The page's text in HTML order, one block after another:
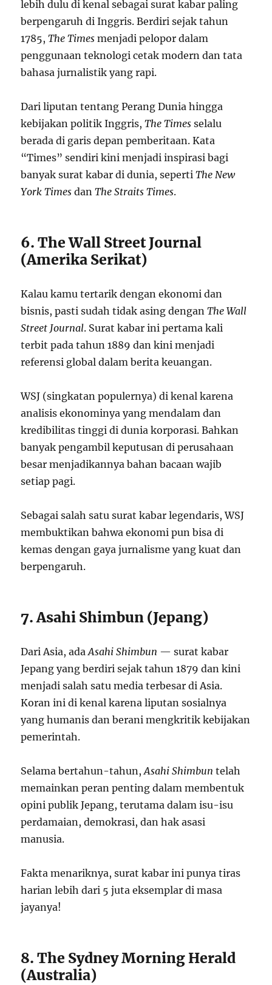
lebih dulu di kenal sebagai surat kabar paling
berpengaruh di Inggris. Berdiri sejak tahun
1785,The Times menjadi pelopor dalam
penggunaan teknologi cetak modern dan tata
bahasa jurnalistik yang rapi.
Dari liputan tentang Perang Dunia hingga
kebijakan politik Inggris,The Times selalu
berada di garis depan pemberitaan. Kata
“Times” sendiri kini menjadi inspirasi bagi
banyak surat kabar di dunia, sepertiThe New
York Times danThe Straits Times.
6. The Wall Street Journal
(Amerika Serikat)
Kalau kamu tertarik dengan ekonomi dan
bisnis, pasti sudah tidak asing denganThe Wall
Street Journal. Surat kabar ini pertama kali
terbit pada tahun 1889 dan kini menjadi
referensi global dalam berita keuangan.
WSJ (singkatan populernya) di kenal karena
analisis ekonominya yang mendalam dan
kredibilitas tinggi di dunia korporasi. Bahkan
banyak pengambil keputusan di perusahaan
besar menjadikannya bahan bacaan wajib
setiap pagi.
Sebagai salah satu surat kabar legendaris, WSJ
membuktikan bahwa ekonomi pun bisa di
kemas dengan gaya jurnalisme yang kuat dan
berpengaruh.
7. Asahi Shimbun (Jepang)
Dari Asia, adaAsahi Shimbun — surat kabar
Jepang yang berdiri sejak tahun 1879 dan kini
menjadi salah satu media terbesar di Asia.
Koran ini di kenal karena liputan sosialnya
yang humanis dan berani mengkritik kebijakan
pemerintah.
Selama bertahun-tahun,Asahi Shimbun telah
memainkan peran penting dalam membentuk
opini publik Jepang, terutama dalam isu-isu
perdamaian, demokrasi, dan hak asasi
manusia.
Fakta menariknya, surat kabar ini punya tiras
harian lebih dari 5 juta eksemplar di masa
jayanya!
8. The Sydney Morning Herald
(Australia)